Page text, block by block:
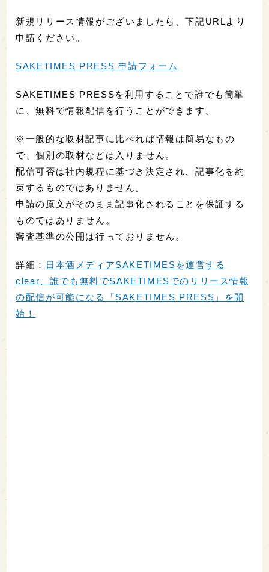
新規リリース情報がございましたら、下記URLより
申請ください。
SAKETIMES PRESS 申請フォーム
SAKETIMES PRESSを利用することで誰でも簡単
に、無料で情報配信を行うことができます。
※一般的な取材記事に比べれば情報は簡易なもの
で、個別の取材などは入りません。
配信可否は社内規程に基づき決定され、記事化を約
束するものではありません。
申請の原文がそのまま記事化されることを保証する
ものではありません。
審査基準の公開は行っておりません。
詳細： 日本酒メディアSAKETIMESを運営する
clear、誰でも無料でSAKETIMESでのリリース情報
の配信が可能になる「SAKETIMES PRESS」を開
始！